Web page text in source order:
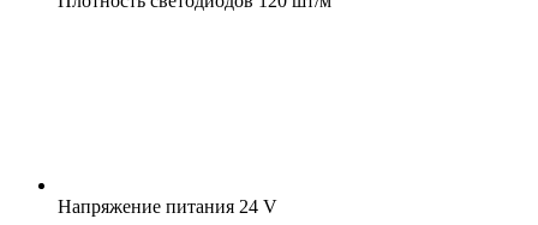
Напряжение питания 24 V